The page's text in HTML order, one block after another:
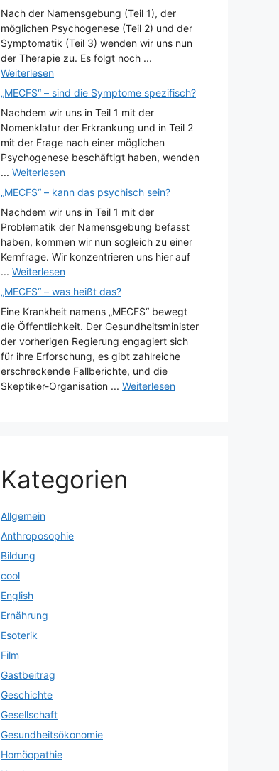
Nach der Namensgebung (Teil 1), der
möglichen Psychogenese (Teil 2) und der
Symptomatik (Teil 3) wenden wir uns nun
der Therapie zu. Es folgt noch ...
Weiterlesen
„MECFS“ – sind die Symptome spezifisch?
Nachdem wir uns in Teil 1 mit der
Nomenklatur der Erkrankung und in Teil 2
mit der Frage nach einer möglichen
Psychogenese beschäftigt haben, wenden
... Weiterlesen
„MECFS“ – kann das psychisch sein?
Nachdem wir uns in Teil 1 mit der
Problematik der Namensgebung befasst
haben, kommen wir nun sogleich zu einer
Kernfrage. Wir konzentrieren uns hier auf
... Weiterlesen
„MECFS“ – was heißt das?
Eine Krankheit namens „MECFS“ bewegt
die Öffentlichkeit. Der Gesundheitsminister
der vorherigen Regierung engagiert sich
für ihre Erforschung, es gibt zahlreiche
erschreckende Fallberichte, und die
Skeptiker-Organisation ... Weiterlesen
Kategorien
Allgemein
Anthroposophie
Bildung
cool
English
Ernährung
Esoterik
Film
Gastbeitrag
Geschichte
Gesellschaft
Gesundheitsökonomie
Homöopathie